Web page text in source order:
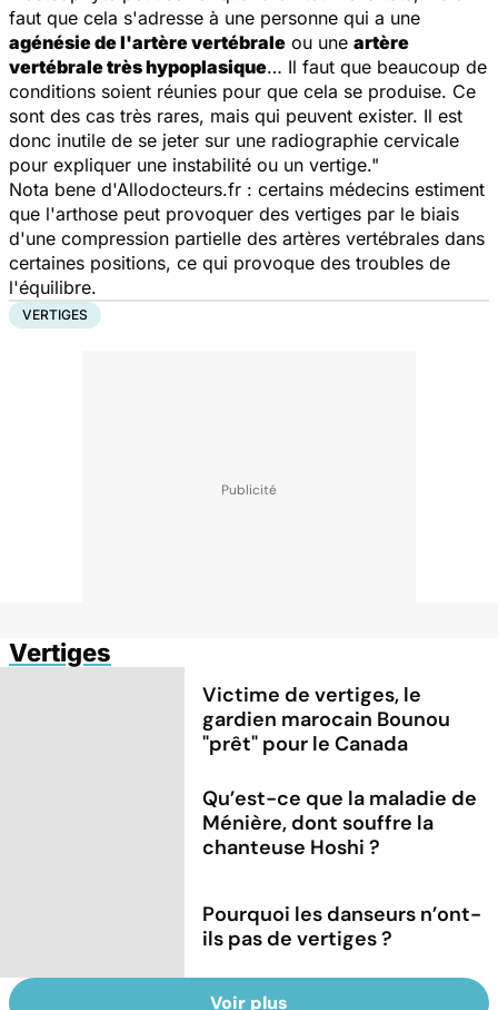
faut que cela s'adresse à une personne qui a une
agénésie de l'artère vertébrale ou une artère
vertébrale très hypoplasique… Il faut que beaucoup de
conditions soient réunies pour que cela se produise. Ce
sont des cas très rares, mais qui peuvent exister. Il est
donc inutile de se jeter sur une radiographie cervicale
pour expliquer une instabilité ou un vertige."
Nota bene d'Allodocteurs.fr : certains médecins estiment
que l'arthose peut provoquer des vertiges par le biais
d'une compression partielle des artères vertébrales dans
certaines positions, ce qui provoque des troubles de
l'équilibre.
VERTIGES
Vertiges
Victime de vertiges, le
gardien marocain Bounou
"prêt" pour le Canada
Qu’est-ce que la maladie de
Ménière, dont souffre la
chanteuse Hoshi ?
Pourquoi les danseurs n’ont-
ils pas de vertiges ?
Voir plus